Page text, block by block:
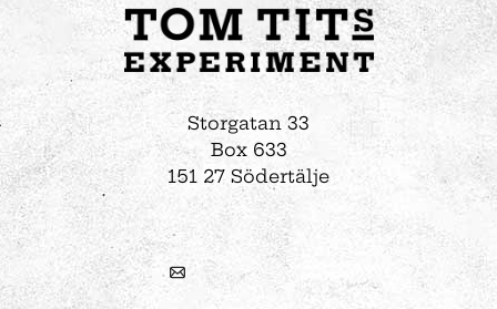
Storgatan 33
Box 633
151 27 Södertälje